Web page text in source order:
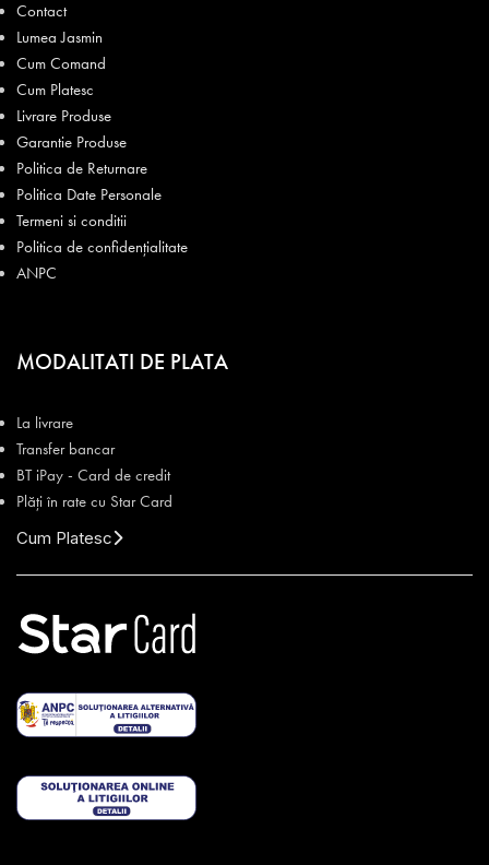
Contact
Lumea Jasmin
Cum Comand
Cum Platesc
Livrare Produse
Garantie Produse
Politica de Returnare
Politica Date Personale
Termeni si conditii
Politica de confidențialitate
ANPC
MODALITATI DE PLATA
La livrare
Transfer bancar
BT iPay - Card de credit
Plăți în rate cu Star Card
Cum Platesc